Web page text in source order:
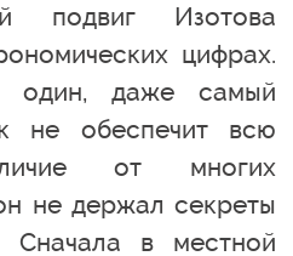
подвиг Изотова
цифрах.
один, даже самый
не обеспечит всю
от многих
не держал секреты
Сначала в местной